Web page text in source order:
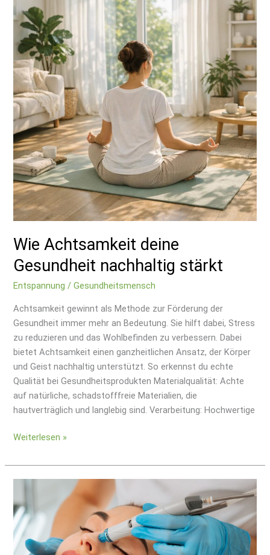
Wie Achtsamkeit deine
Gesundheit nachhaltig stärkt
Entspannung /Gesundheitsmensch
Achtsamkeit gewinnt als Methode zur Förderung der
Gesundheit immer mehr an Bedeutung. Sie hilft dabei, Stress
zu reduzieren und das Wohlbefinden zu verbessern. Dabei
bietet Achtsamkeit einen ganzheitlichen Ansatz, der Körper
und Geist nachhaltig unterstützt. So erkennst du echte
Qualität bei Gesundheitsprodukten Materialqualität: Achte
auf natürliche, schadstofffreie Materialien, die
hautverträglich und langlebig sind. Verarbeitung: Hochwertige
deine
Gesundheit
nachhaltig
stärkt
Weiterlesen »
Tiefenreinigung
trifft
Kraftpaket:
So
verwandelt